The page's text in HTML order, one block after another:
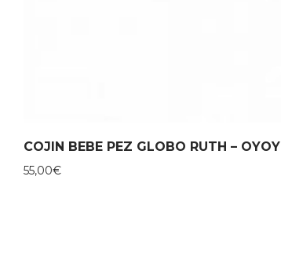
COJIN BEBE PEZ GLOBO RUTH – OYOY
55,00€